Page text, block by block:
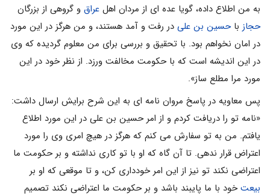
به من اطلاع داده، گویا عده اى از مردان اهل عراق و گروهى از بزرگان
حجاز باحسین بن على در رفت و آمد هستند، و من هرگز در این مورد
در امان نخواهم بود. با تحقیق و بررسى براى من معلوم گردیده که وى
در این اندیشه است که با حکومت مخالفت ورزد. از نظر خود در این
مورد مرا مطلع ساز».
پس معاویه در پاسخ مروان نامه اى به این شرح برایش ارسال داشت:
«نامه تو را دریافت کردم و از امر حسین بن على در این مورد اطلاع
یافتم. من به تو سفارش مى کنم که هرگز در هیچ امرى وى را مورد
اعتراض قرار ندهى. تا آن گاه که او با تو کارى نداشته و بر حکومت ما
اعتراضى نکند تو نیز از این امر خوددارى کن، و تا موقعى که او بر
بیعتخود با ما پایبند باشد و بر حکومت ما اعتراضى نکند تصمیم